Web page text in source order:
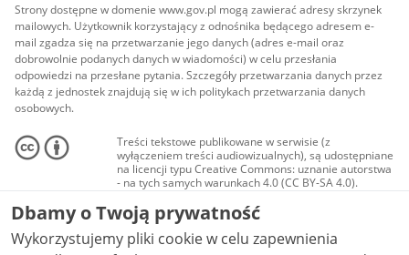
Strony dostępne w domenie www.gov.pl mogą zawierać adresy skrzynek
mailowych. Użytkownik korzystający z odnośnika będącego adresem e-
mail zgadza się na przetwarzanie jego danych (adres e-mail oraz
dobrowolnie podanych danych w wiadomości) w celu przesłania
odpowiedzi na przesłane pytania. Szczegóły przetwarzania danych przez
każdą z jednostek znajdują się w ich politykach przetwarzania danych
osobowych.
Treści tekstowe publikowane w serwisie (z
wyłączeniem treści audiowizualnych), są udostępniane
na licencji typu Creative Commons: uznanie autorstwa
- na tych samych warunkach 4.0 (CC BY-SA 4.0).
Materiały audiowizualne, w tym zdjęcia, materiały
audio i wideo, są udostępniane na licencji typu
Creative Commons: uznanie autorstwa użycie
niekomercyjne - bez utworów zależnych 4.0 (CC BY-
NC-ND 4.0), o ile nie jest to stwierdzone inaczej.
Dbamy o Twoją prywatność
Wykorzystujemy pliki cookie w celu zapewnienia